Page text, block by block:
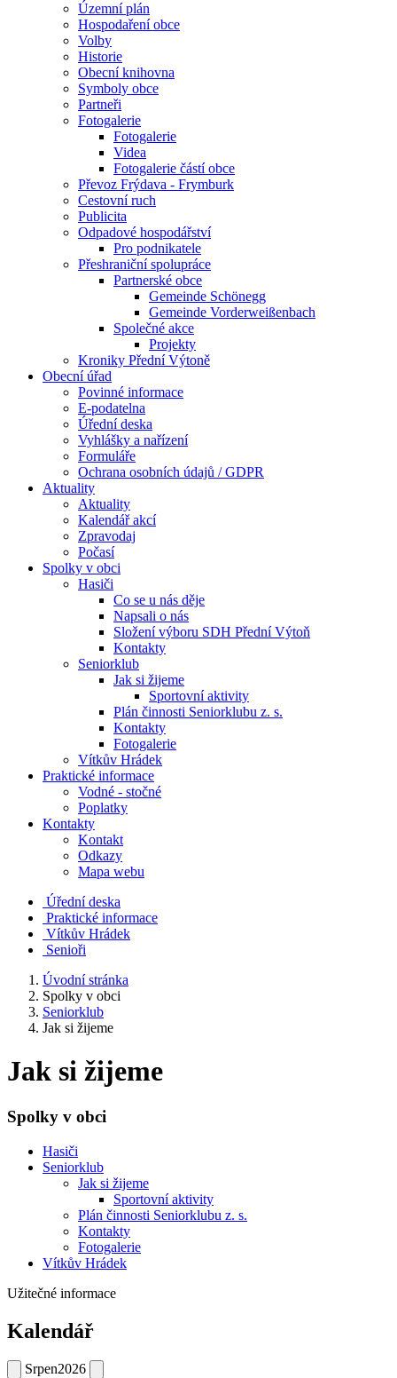
Územní plán
Hospodaření obce
Volby
Historie
Obecní knihovna
Symboly obce
Partneři
Fotogalerie
Fotogalerie
Videa
Fotogalerie částí obce
Převoz Frýdava - Frymburk
Cestovní ruch
Publicita
Odpadové hospodářství
Pro podnikatele
Přeshraniční spolupráce
Partnerské obce
Gemeinde Schönegg
Gemeinde Vorderweißenbach
Společné akce
Projekty
Kroniky Přední Výtoně
Obecní úřad
Povinné informace
E-podatelna
Úřední deska
Vyhlášky a nařízení
Formuláře
Ochrana osobních údajů / GDPR
Aktuality
Aktuality
Kalendář akcí
Zpravodaj
Počasí
Spolky v obci
Hasiči
Co se u nás děje
Napsali o nás
Složení výboru SDH Přední Výtoň
Kontakty
Seniorklub
Jak si žijeme
Sportovní aktivity
Plán činnosti Seniorklubu z. s.
Kontakty
Fotogalerie
Vítkův Hrádek
Praktické informace
Vodné - stočné
Poplatky
Kontakty
Kontakt
Odkazy
Mapa webu
Úřední deska
Praktické informace
Vítkův Hrádek
Senioři
Úvodní stránka
Spolky v obci
Seniorklub
Jak si žijeme
Jak si žijeme
Spolky v obci
Hasiči
Seniorklub
Jak si žijeme
Sportovní aktivity
Plán činnosti Seniorklubu z. s.
Kontakty
Fotogalerie
Vítkův Hrádek
Užitečné informace
Kalendář
Srpen2026